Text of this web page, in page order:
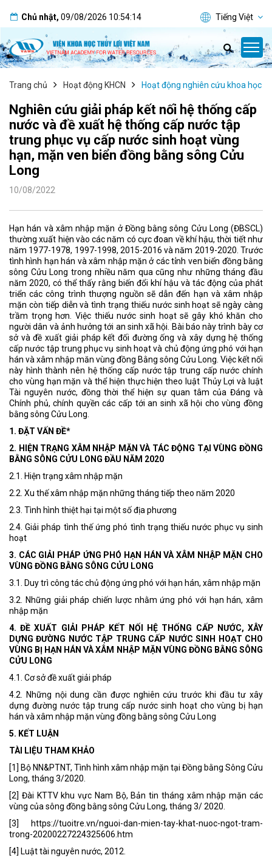
Chủ nhật, 09/08/2026 10:54:14 Tiếng Việt
Trang chủ Hoạt động KHCN Hoạt động nghiên cứu khoa học
Nghiên cứu giải pháp kết nối hệ thống cấp
nước và đề xuất hệ thống cấp nước tập
trung phục vụ cấp nước sinh hoạt vùng
hạn, mặn ven biển đồng bằng sông Cửu
Long
10/08/2022
Hạn hán và xâm nhập mặn ở Đồng bằng sông Cửu Long (ĐBSCL)
thường xuất hiện vào các năm có cực đoan về khí hậu, thời tiết như
năm 1977-1978, 1997-1998, 2015-2016 và năm 2019-2020. Trước
tình hình hạn hán và xâm nhập mặn ở các tỉnh ven biển đồng bằng
sông Cửu Long trong nhiều năm qua cũng như những tháng đầu
năm 2020, có thể thấy rằng biến đổi khí hậu và tác động của phát
triển các công trình thượng nguồn sẽ dẫn đến hạn và xâm nhập
mặn còn tiếp diễn và tình trạng thiếu nước sinh hoạt sẽ ngày càng
trầm trọng hơn. Việc thiếu nước sinh hoạt sẽ gây khó khăn cho
người dân và ảnh hưởng tới an sinh xã hội. Bài báo này trình bày cơ
sở và đề xuất giải pháp kết đối đường ống và xây dựng hệ thống
cấp nước tập trung phục vụ sinh hoạt và chủ động ứng phó với hạn
hán và xâm nhập măn vùng đồng Bằng sông Cửu Long. Việc kết nối
này hình thành nên hệ thống cấp nước tập trung cấp nước chính
cho vùng hạn mặn và thể hiện thực hiện theo luật Thủy Lợi và luật
Tài nguyên nước, đồng thời thể hiện sự quan tâm của Đáng và
Chính phủ, chính quyền các cấp tới an sinh xã hội cho vùng đồng
bằng sông Cửu Long.
1. ĐẶT VẤN ĐỀ*
2. HIỆN TRẠNG XÂM NHẬP MẶN VÀ TÁC ĐỘNG TẠI VÙNG ĐỒNG
BẰNG SÔNG CỬU LONG ĐẦU NĂM 2020
2.1. Hiện trạng xâm nhập mặn
2.2. Xu thế xâm nhập mặn những tháng tiếp theo năm 2020
2.3. Tình hình thiệt hại tại một số địa phương
2.4. Giải pháp tình thế ứng phó tình trạng thiếu nước phục vụ sinh
hoạt
3. CÁC GIẢI PHÁP ỨNG PHÓ HẠN HÁN VÀ XÂM NHẬP MẶN CHO
VÙNG ĐỒNG BẰNG SÔNG CỬU LONG
3.1. Duy trì công tác chủ động ứng phó với hạn hán, xâm nhập mặn
3.2. Những giải pháp chiến lược nhằm ứng phó với hạn hán, xâm
nhập mặn
4. ĐỀ XUẤT GIẢI PHÁP KẾT NỐI HỆ THỐNG CẤP NƯỚC, XÂY
DỰNG ĐƯỜNG NƯỚC TẬP TRUNG CẤP NƯỚC SINH HOẠT CHO
VÙNG BỊ HẠN HÁN VÀ XÂM NHẬP MẶN VÙNG ĐỒNG BẰNG SÔNG
CỬU LONG
4.1. Cơ sở đề xuất giải pháp
4.2. Những nội dung cần được nghiên cứu trước khi đầu tư xây
dựng đường nước tập trung cấp nước sinh hoạt cho vùng bị hạn
hán và xâm nhập mặn vùng đồng bằng sông Cửu Long
5. KẾT LUẬN
TÀI LIỆU THAM KHẢO
[1] Bộ NN&PTNT, Tình hình xâm nhập mặn tại Đồng bằng Sông Cửu
Long, tháng 3/2020.
[2] Đài KTTV khu vực Nam Bộ, Bản tin tháng xâm nhập mặn các
vùng của sông đồng bằng sông Cửu Long, tháng 3/ 2020.
[3] https://tuoitre.vn/nguoi-dan-mien-tay-khat-nuoc-ngot-tram-
trong-20200227224325606.htm
[4] Luật tài nguyên nước, 2012.